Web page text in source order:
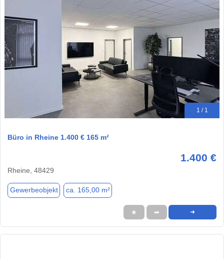
1 / 1
Büro in Rheine 1.400 € 165 m²
1.400 €
Rheine, 48429
Gewerbeobjekt ca. 165,00 m²
★ ➦ ➜